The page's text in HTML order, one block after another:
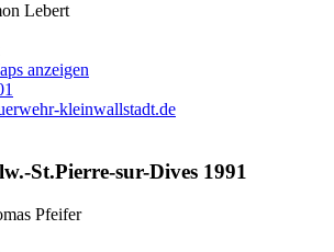
Lebert
anzeigen
kleinwallstadt.de
St.Pierre-sur-Dives 1991
Pfeifer